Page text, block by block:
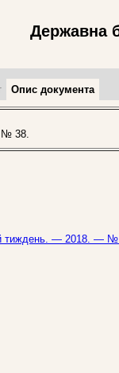
Державна
Опис документа
№ 38.
тиждень. — 2018. —